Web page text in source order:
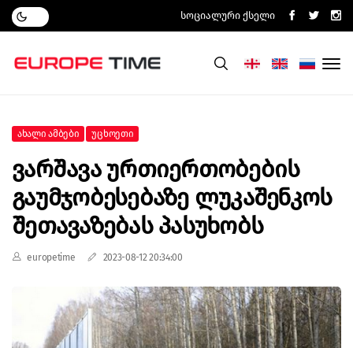
Სოციალური Ქსელი
Ახალი Ამბები Უცხოეთი
Ვარშავა Ურთიერთობების
Გაუმჯობესებაზე Ლუკაშენკოს
Შეთავაზებას Პასუხობს
europetime 2023-08-12 20:34:00